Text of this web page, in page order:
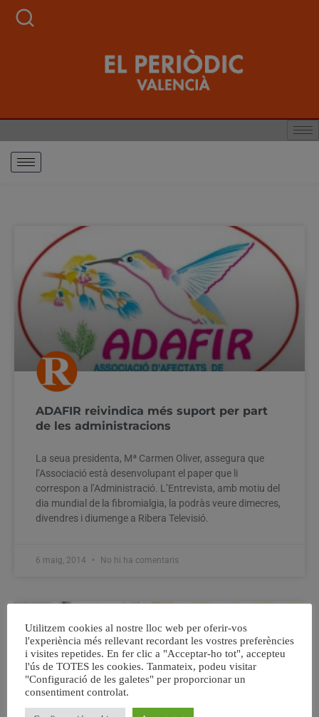
ADAFIR reivindica més suport per part
de les administracions
La seua presidenta, Mª Carmen Oliver, assegura que
l’Associació està desenvolupant el paper que li
correspon a l’Administració. L’Entrevista, amb motiu del
dia mundial de la fibromialgia, la podràs veure dimecres,
divendres i diumenge a Ribera Televisió.
6 maig, 2014 No hi ha comentaris
Utilitzem cookies al nostre lloc web per oferir-vos
l'experiència més rellevant recordant les vostres preferències
i visites repetides. En fer clic a "Acceptar-ho tot", accepteu
l'ús de TOTES les cookies. Tanmateix, podeu visitar
"Configuració de les galetes" per proporcionar un
consentiment controlat.